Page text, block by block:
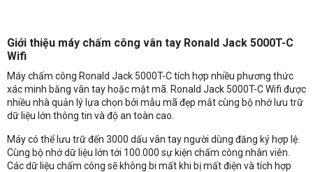
Giới thiệu máy chấm công vân tay Ronald Jack 5000T-C
Wifi
Máy chấm công Ronald Jack 5000T-C tích hợp nhiều phương thức
xác minh bằng vân tay hoặc mật mã. Ronald Jack 5000T-C Wifi được
nhiều nhà quản lý lựa chọn bởi mẫu mã đẹp mắt cùng bộ nhớ lưu trữ
dữ liệu lớn thông tin và độ an toàn cao.
Máy có thể lưu trữ đến 3000 dấu vân tay người dùng đăng ký hợp lệ.
Cùng bộ nhớ dữ liệu lớn tới 100.000 sự kiện chấm công nhân viên.
Các dữ liệu chấm công sẽ không bi mất khi bị mất điện và tích hợp